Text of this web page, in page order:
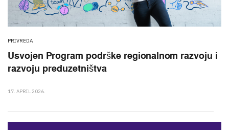
PRIVREDA
Usvojen Program podrške regionalnom razvoju i
razvoju preduzetništva
17. APRIL 2026.